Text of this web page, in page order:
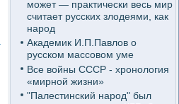
может — практически весь мир
считает русских злодеями, как
народ
Академик И.П.Павлов о
русском массовом уме
Все войны СССР - хронология
«мирной жизни»
"Палестинский народ" был